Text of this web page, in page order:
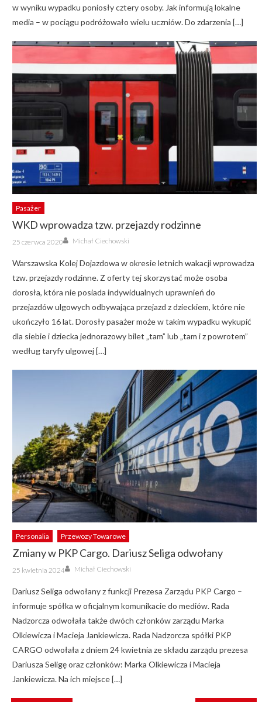
w wyniku wypadku poniosły cztery osoby. Jak informują lokalne
media – w pociągu podróżowało wielu uczniów. Do zdarzenia […]
Pasażer
WKD wprowadza tzw. przejazdy rodzinne
Posted
on
25 czerwca 2020 Author
Michał Ciechowski
Warszawska Kolej Dojazdowa w okresie letnich wakacji wprowadza
tzw. przejazdy rodzinne. Z oferty tej skorzystać może osoba
dorosła, która nie posiada indywidualnych uprawnień do
przejazdów ulgowych odbywająca przejazd z dzieckiem, które nie
ukończyło 16 lat. Dorosły pasażer może w takim wypadku wykupić
dla siebie i dziecka jednorazowy bilet „tam” lub „tam i z powrotem”
według taryfy ulgowej […]
Personalia Przewozy Towarowe
Zmiany w PKP Cargo. Dariusz Seliga odwołany
Posted
on
25 kwietnia 2024 Author
Michał Ciechowski
Dariusz Seliga odwołany z funkcji Prezesa Zarządu PKP Cargo –
informuje spółka w oficjalnym komunikacie do mediów. Rada
Nadzorcza odwołała także dwóch członków zarządu Marka
Olkiewicza i Macieja Jankiewicza. Rada Nadzorcza spółki PKP
CARGO odwołała z dniem 24 kwietnia ze składu zarządu prezesa
Dariusza Seligę oraz członków: Marka Olkiewicza i Macieja
Jankiewicza. Na ich miejsce […]